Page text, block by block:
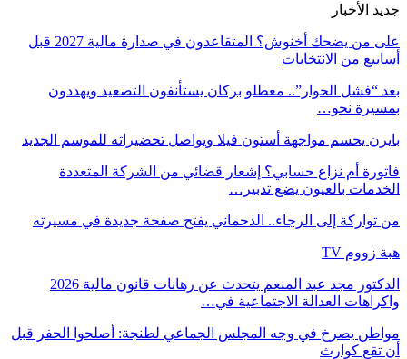
جديد الأخبار
على من يضحك أخنوش؟ المتقاعدون في صدارة مالية 2027 قبل
أسابيع من الانتخابات
بعد “فشل الحوار”.. معطلو بركان يستأنفون التصعيد ويهددون
بمسيرة نحو…
بايرن يحسم مواجهة أستون فيلا ويواصل تحضيراته للموسم الجديد
فاتورة أم نزاع حسابي؟ إشعار قضائي من الشركة المتعددة
الخدمات بالعيون يضع تدبير…
من تواركة إلى الرجاء.. الدحماني يفتح صفحة جديدة في مسيرته
هبة زووم TV
الدكتور مجد عبد المنعم يتحدث عن رهانات قانون مالية 2026
واكراهات العدالة الاجتماعية في…
مواطن يصرخ في وجه المجلس الجماعي لطنجة: أصلحوا الحفر قبل
أن تقع كوارث